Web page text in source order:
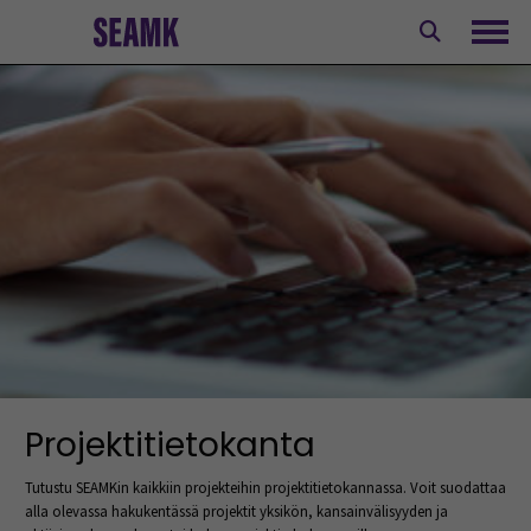
Projektitietokanta
Tutustu SEAMKin kaikkiin projekteihin projektitietokannassa. Voit suodattaa
alla olevassa hakukentässä projektit yksikön, kansainvälisyyden ja